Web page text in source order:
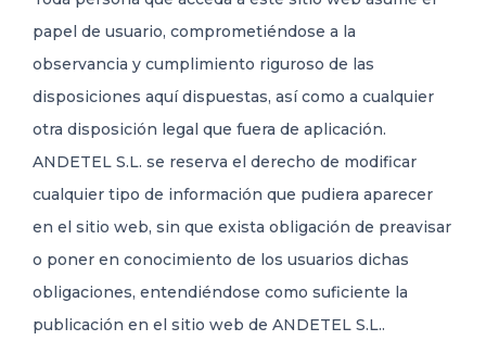
papel de usuario, comprometiéndose a la
observancia y cumplimiento riguroso de las
disposiciones aquí dispuestas, así como a cualquier
otra disposición legal que fuera de aplicación.
ANDETEL S.L. se reserva el derecho de modificar
cualquier tipo de información que pudiera aparecer
en el sitio web, sin que exista obligación de preavisar
o poner en conocimiento de los usuarios dichas
obligaciones, entendiéndose como suficiente la
publicación en el sitio web de ANDETEL S.L..